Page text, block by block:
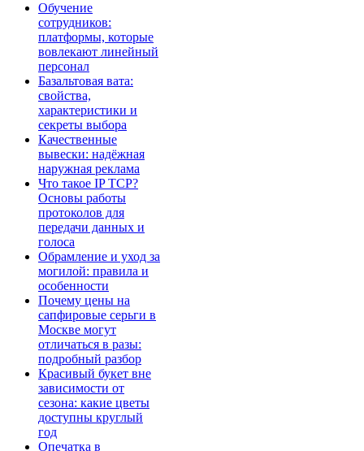
Обучение
сотрудников:
платформы, которые
вовлекают линейный
персонал
Базальтовая вата:
свойства,
характеристики и
секреты выбора
Качественные
вывески: надёжная
наружная реклама
Что такое IP TCP?
Основы работы
протоколов для
передачи данных и
голоса
Обрамление и уход за
могилой: правила и
особенности
Почему цены на
сапфировые серьги в
Москве могут
отличаться в разы:
подробный разбор
Красивый букет вне
зависимости от
сезона: какие цветы
доступны круглый
год
Опечатка в